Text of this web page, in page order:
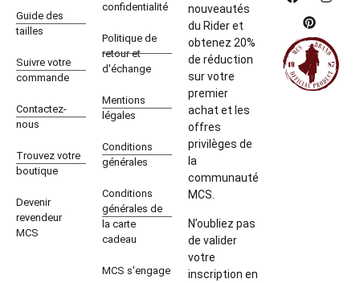
Guide des
tailles
Suivre votre
commande
Contactez-
nous
Trouvez votre
boutique
Devenir
revendeur
MCS
confidentialité
Politique de
retour et
d'échange
Mentions
légales
Conditions
générales
Conditions
générales de
la carte
cadeau
MCS s'engage
nouveautés
du Rider et
obtenez 20%
de réduction
sur votre
premier
achat et les
offres
privilèges de
la
communauté
MCS.
N’oubliez pas
de valider
votre
inscription en